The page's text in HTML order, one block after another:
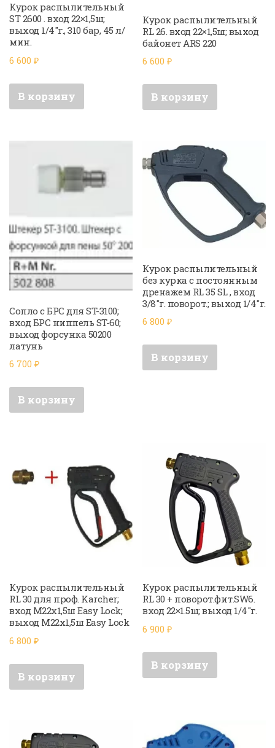
Курок распылительный
ST 2600 . вход 22×1,5ш;
выход 1/4″г., 310 бар, 45 л/
мин.
6 600 ₽
В корзину
Курок распылительный
RL 26. вход 22×1,5ш; выход
байонет ARS 220
6 600₽
В корзину
Сопло с БРС для ST-3100;
вход БРС ниппель ST-60;
выход форсунка 50200
латунь
6 700 ₽
В корзину
Курок распылительный
без курка с постоянным
дренажем RL 35 SL , вход
3/8″г. поворот.; выход 1/4″г.
6 800₽
В корзину
Курок распылительный
RL 30 для проф. Karcher;
вход M22x1,5ш Easy Lock;
выход M22x1,5ш Easy Lock
6 800 ₽
В корзину
Курок распылительный
RL 30 + поворот.фит.SW6.
вход 22×1.5ш; выход 1/4″г.
6 900₽
В корзину